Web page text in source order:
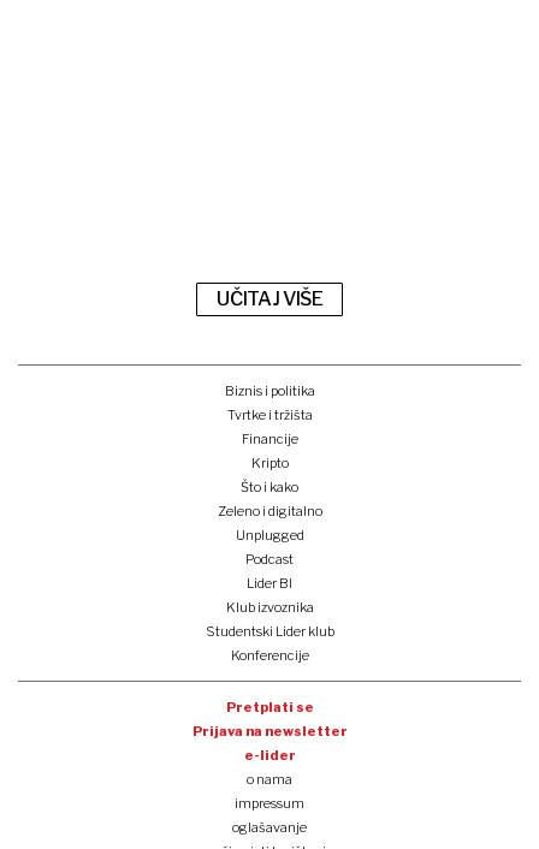
UČITAJ VIŠE
Biznis i politika
Tvrtke i tržišta
Financije
Kripto
Što i kako
Zeleno i digitalno
Unplugged
Podcast
Lider BI
Klub izvoznika
Studentski Lider klub
Konferencije
Pretplati se
Prijava na newsletter
e-lider
o nama
impressum
oglašavanje